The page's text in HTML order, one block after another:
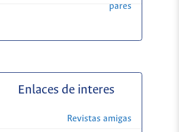
pares
Enlaces de interes
Revistas amigas